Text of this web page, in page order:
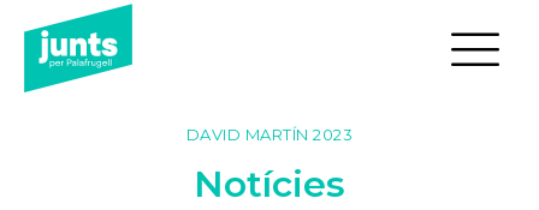
DAVID MARTÍN 2023
Notícies